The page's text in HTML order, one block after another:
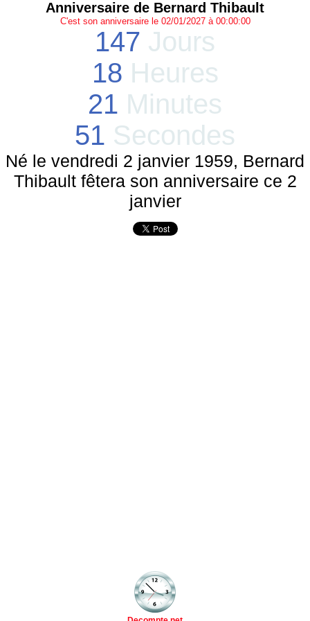
Anniversaire de Bernard Thibault
C'est son anniversaire le 02/01/2027 à 00:00:00
147 Jours
18 Heures
21 Minutes
51 Secondes
Né le vendredi 2 janvier 1959, Bernard
Thibault fêtera son anniversaire ce 2
janvier